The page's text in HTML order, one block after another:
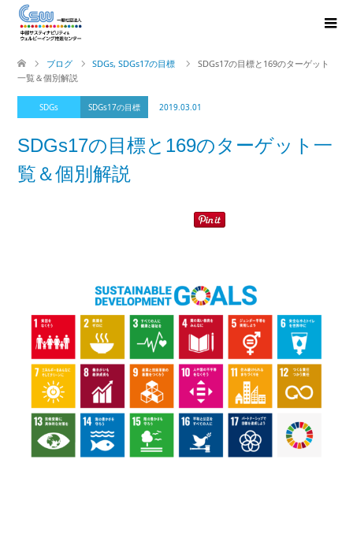
ブログ SDGs, SDGs17の目標
SDGs17の目標と169のターゲット
一覧＆個別解説
SDGs SDGs17の目標 2019.03.01
SDGs17の目標と169のターゲット一
覧＆個別解説